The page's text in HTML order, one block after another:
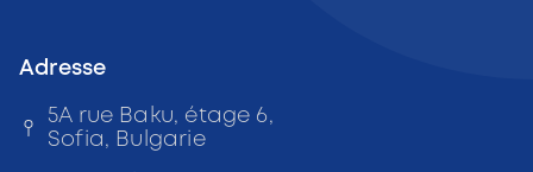
Adresse
5A rue Baku, étage 6,
Sofia, Bulgarie